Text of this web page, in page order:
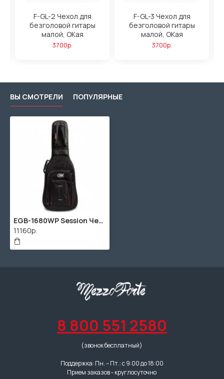
F-GL-2 Чехол для
безголовой гитары
малой, ОКая
3700р.
F-GL-3 Чехол для
безголовой гитары
малой, ОКая
3700р.
ВЫ СМОТРЕЛИ ПОПУЛЯРНЫЕ
EGB-1680WP Session Чехол для электрогитары, MKC
11160р.
8 800 551 2580
(звонок бесплатный)
Поддержка: Пн. – Пт.: с 9:00 до 18:00
Прием заказов - круглосуточно